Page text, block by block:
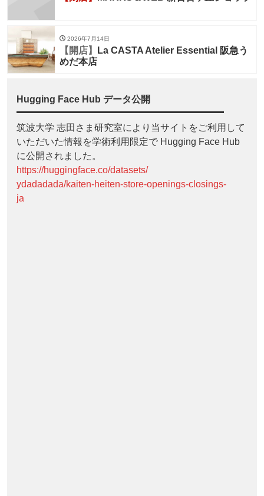
2026年7月14日
【開店】
La CASTA Atelier Essential 阪急う
めだ本店
Hugging Face Hub データ公開
筑波大学 志田さま研究室により当サイトをご利用して
いただいた情報を学術利用限定で Hugging Face Hub
に公開されました。
https://huggingface.co/datasets/
ydadadada/kaiten-heiten-store-openings-closings-
ja